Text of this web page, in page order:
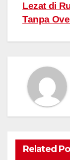
Lezat di
Tanpa
Related